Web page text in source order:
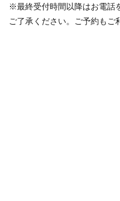
※最終受付時間以降はお電話
ご了承ください。ご予約もご